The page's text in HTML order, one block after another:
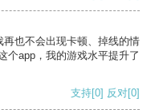
也不会出现卡顿、掉线的情
个app，我的游戏水平提升了
支持[0] 反对[0]